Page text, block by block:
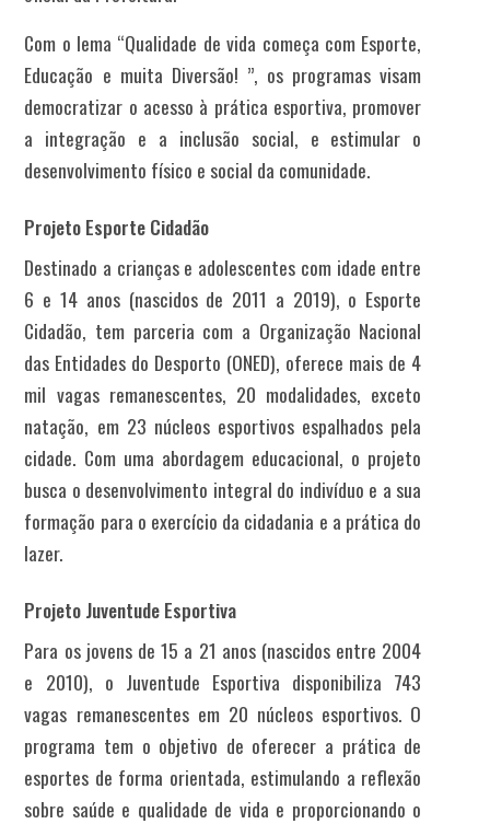
Com o lema “Qualidade de vida começa com Esporte,
Educação e muita Diversão! ”, os programas visam
democratizar o acesso à prática esportiva, promover
a integração e a inclusão social, e estimular o
desenvolvimento físico e social da comunidade.
Projeto Esporte Cidadão
Destinado a crianças e adolescentes com idade entre
6 e 14 anos (nascidos de 2011 a 2019), o Esporte
Cidadão, tem parceria com a Organização Nacional
das Entidades do Desporto (ONED), oferece mais de 4
mil vagas remanescentes, 20 modalidades, exceto
natação, em 23 núcleos esportivos espalhados pela
cidade. Com uma abordagem educacional, o projeto
busca o desenvolvimento integral do indivíduo e a sua
formação para o exercício da cidadania e a prática do
lazer.
Projeto Juventude Esportiva
Para os jovens de 15 a 21 anos (nascidos entre 2004
e 2010), o Juventude Esportiva disponibiliza 743
vagas remanescentes em 20 núcleos esportivos. O
programa tem o objetivo de oferecer a prática de
esportes de forma orientada, estimulando a reflexão
sobre saúde e qualidade de vida e proporcionando o